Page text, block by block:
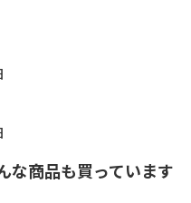
な商品も買っています